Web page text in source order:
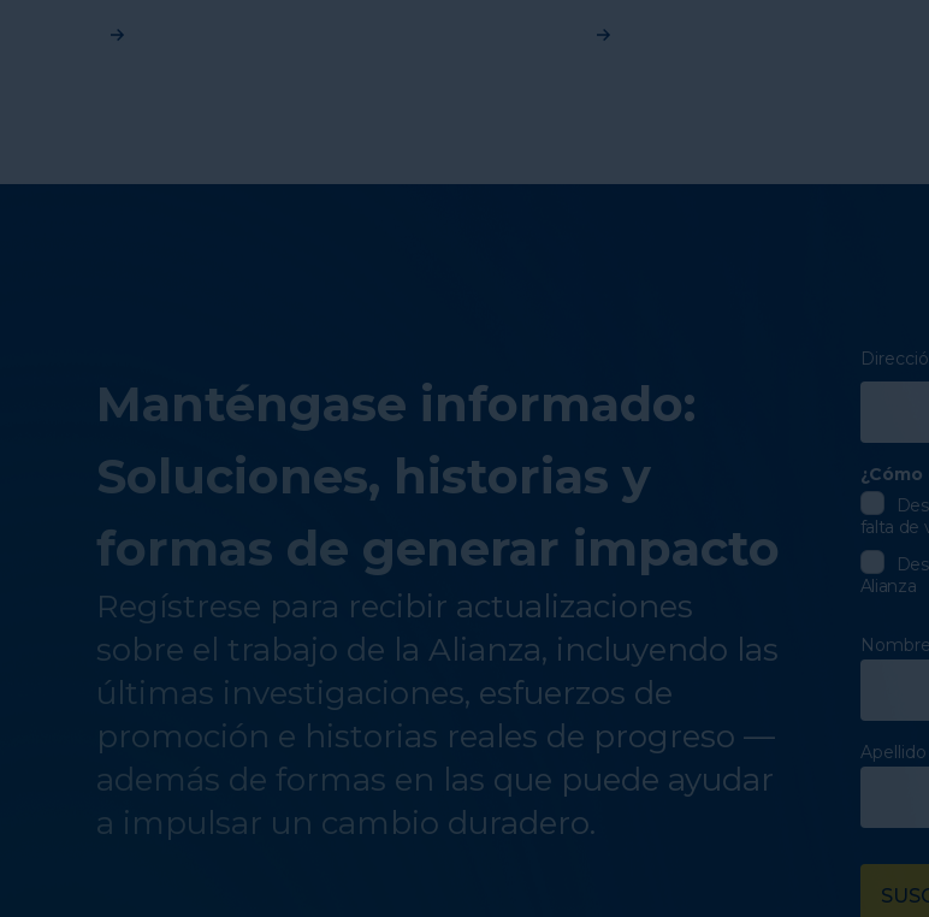
Manténgase informado:
Soluciones, historias y
formas de generar impacto
Regístrese para recibir actualizaciones
sobre el trabajo de la Alianza, incluyendo las
últimas investigaciones, esfuerzos de
promoción e historias reales de progreso —
además de formas en las que puede ayudar
a impulsar un cambio duradero.
falta de
Alianza
Nombre
Apellido